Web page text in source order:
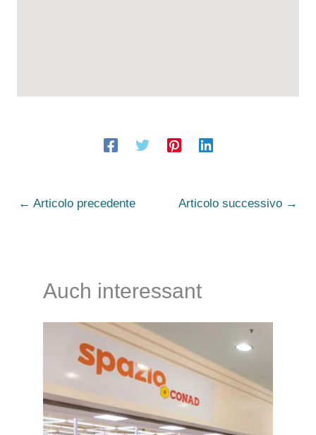
← Articolo precedente Articolo successivo →
Auch interessant